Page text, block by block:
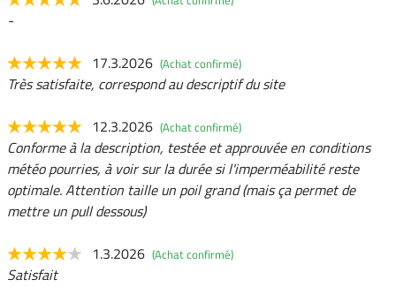
-
17.3.2026 (Achat confirmé)
Très satisfaite, correspond au descriptif du site
12.3.2026 (Achat confirmé)
Conforme à la description, testée et approuvée en conditions
météo pourries, à voir sur la durée si l'imperméabilité reste
optimale. Attention taille un poil grand (mais ça permet de
mettre un pull dessous)
1.3.2026 (Achat confirmé)
Satisfait